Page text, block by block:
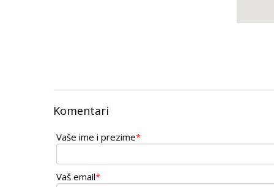
Komentari
Vaše ime i prezime*
Vaš email*